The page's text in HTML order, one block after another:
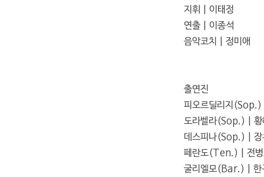
지휘 | 이태정
연출 | 이종석
음악코치 | 정미애
출연진
피오르딜리지(Sop.)
도라벨라(Sop.) | 황
데스피나(Sop.) | 장
페란도(Ten.) | 전병
굴리엘모(Bar.) | 한